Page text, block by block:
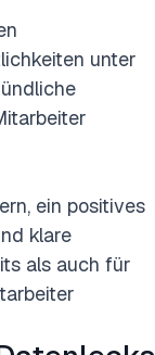
unter
ein positives
klare
als auch für